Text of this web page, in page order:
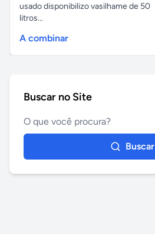
usado disponibilizo vasilhame de 50
litros...
A combinar
Buscar no Site
Buscar